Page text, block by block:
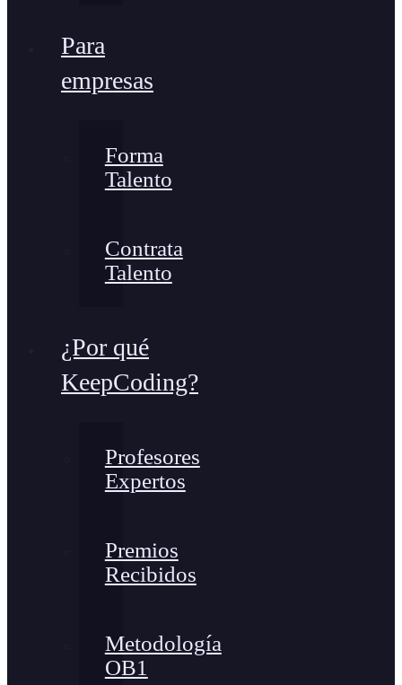
Para
empresas
Forma
Talento
Contrata
Talento
¿Por qué
KeepCoding?
Profesores
Expertos
Premios
Recibidos
Metodología
OB1